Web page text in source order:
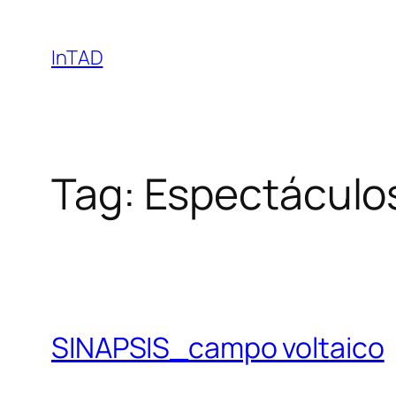
content
InTAD
Tag:
SINAPSIS_campo voltaico